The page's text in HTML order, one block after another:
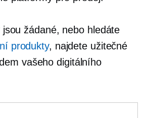
žádané, nebo hledáte
produkty, najdete užitečné
vašeho digitálního